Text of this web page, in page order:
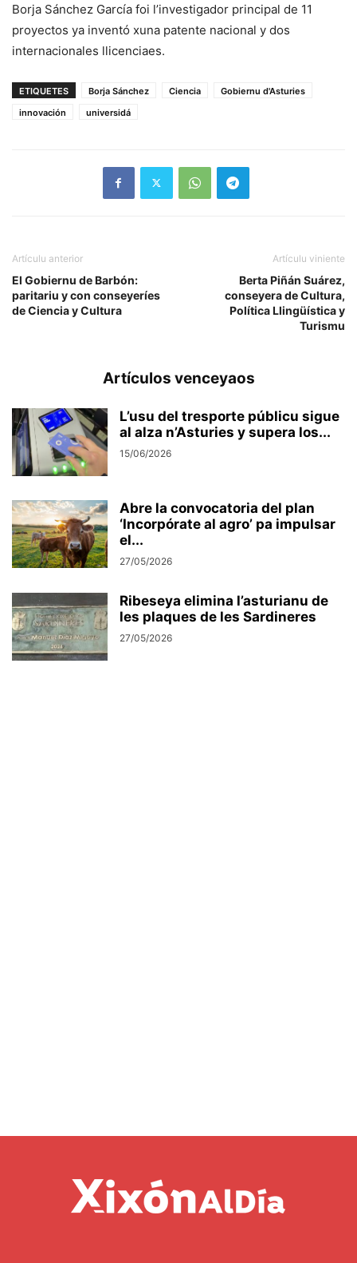
Borja Sánchez García foi l’investigador principal de 11
proyectos ya inventó xuna patente nacional y dos
internacionales llicenciaes.
ETIQUETES Borja Sánchez Ciencia
Gobiernu d'Asturies
innovación
universidá
Artículu anterior
El Gobiernu de Barbón:
paritariu y con conseyeríes
de Ciencia y Cultura
Artículu viniente
Berta Piñán Suárez,
conseyera de Cultura,
Política Llingüística y
Turismu
Artículos venceyaos
L’usu del tresporte públicu sigue
al alza n’Asturies y supera los...
15/06/2026
Abre la convocatoria del plan
‘Incorpórate al agro’ pa impulsar
el...
27/05/2026
Ribeseya elimina l’asturianu de
les plaques de les Sardineres
27/05/2026